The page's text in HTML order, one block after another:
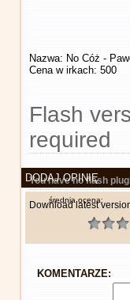
Nazwa: No Cóż -
Cena w irkach: 500
Flash
required
You have no flash
Download latest
DODAJ OPINIĘ
średnia ocena:
KOMENTARZE: